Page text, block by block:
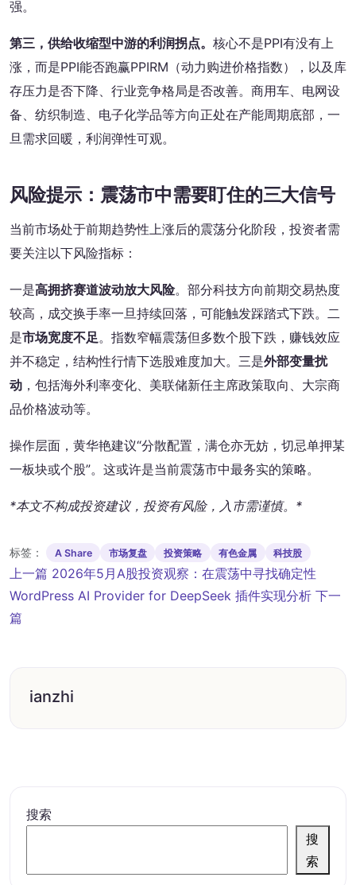
强。
第三，供给收缩型中游的利润拐点。 核心不是PPI有没有上
涨，而是PPI能否跑赢PPIRM（动力购进价格指数），以及库
存压力是否下降、行业竞争格局是否改善。商用车、电网设
备、纺织制造、电子化学品等方向正处在产能周期底部，一
旦需求回暖，利润弹性可观。
风险提示：震荡市中需要盯住的三大信号
当前市场处于前期趋势性上涨后的震荡分化阶段，投资者需
要关注以下风险指标：
一是高拥挤赛道波动放大风险。部分科技方向前期交易热度
较高，成交换手率一旦持续回落，可能触发踩踏式下跌。二
是市场宽度不足。指数窄幅震荡但多数个股下跌，赚钱效应
并不稳定，结构性行情下选股难度加大。三是外部变量扰
动 ，包括海外利率变化、美联储新任主席政策取向、大宗商
品价格波动等。
操作层面，黄华艳建议“分散配置，满仓亦无妨，切忌单押某
一板块或个股”。这或许是当前震荡市中最务实的策略。
*本文不构成投资建议，投资有风险，入市需谨慎。*
标签： A Share 市场复盘 投资策略 有色金属 科技股
文
章
导
上一篇 2026年5月A股投资观察：在震荡中寻找确定性
WordPress AI Provider for DeepSeek 插件实现分析 下一
篇
ianzhi
搜索
搜
索